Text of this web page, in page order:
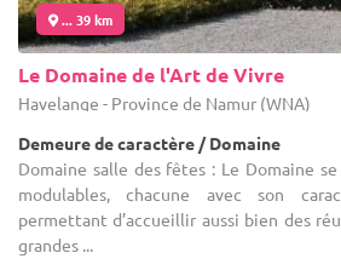
... 39 km
Le Domaine de l'Art de Vivre
Havelange - Province de Namur (WNA)
Demeure de caractère / Domaine
Domaine salle des fêtes : Le Domaine
modulables, chacune avec son
permettant d’accueillir aussi bien des
grandes ...